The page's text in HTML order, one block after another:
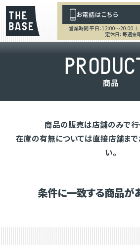
お電話はこちら
営業時間 平日：12:00～20:00
定休日：毎週金
PRODUC
商品
商品の販売は店舗のみで行
在庫の有無については直接店舗ま
い。
条件に一致する商品が